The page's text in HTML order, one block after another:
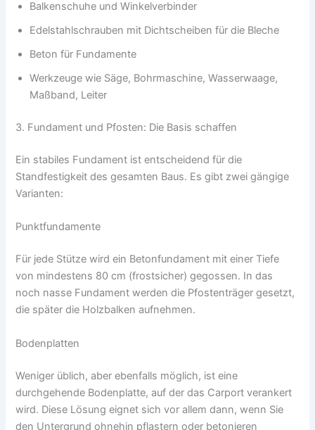
Balkenschuhe und Winkelverbinder
Edelstahlschrauben mit Dichtscheiben für die Bleche
Beton für Fundamente
Werkzeuge wie Säge, Bohrmaschine, Wasserwaage,
Maßband, Leiter
3. Fundament und Pfosten: Die Basis schaffen
Ein stabiles Fundament ist entscheidend für die
Standfestigkeit des gesamten Baus. Es gibt zwei gängige
Varianten:
Punktfundamente
Für jede Stütze wird ein Betonfundament mit einer Tiefe
von mindestens 80 cm (frostsicher) gegossen. In das
noch nasse Fundament werden die Pfostenträger gesetzt,
die später die Holzbalken aufnehmen.
Bodenplatten
Weniger üblich, aber ebenfalls möglich, ist eine
durchgehende Bodenplatte, auf der das Carport verankert
wird. Diese Lösung eignet sich vor allem dann, wenn Sie
den Untergrund ohnehin pflastern oder betonieren